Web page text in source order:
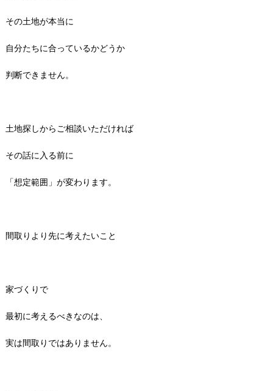
その土地が本当に
自分たちに合っているかどうか
判断できません。
土地探しからご相談いただければ
その話に入る前に
「想定範囲」が変わります。
間取りより先に考えたいこと
家づくりで
最初に考えるべきなのは、
実は間取りではありません。